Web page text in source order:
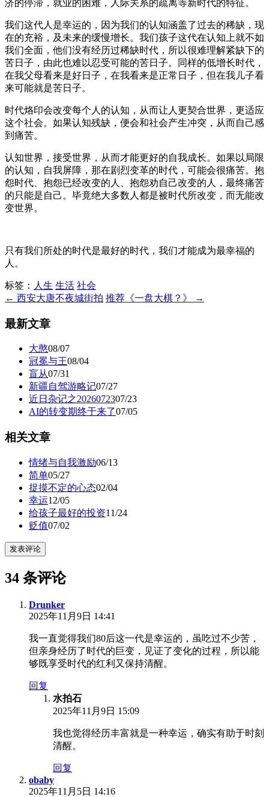
济的停滞，就业的困难，人际关系的疏离等新时代的特征。
我们这代人是幸运的，因为我们的认知涵盖了过去的稀缺，现
在的充裕，及未来的缓慢增长。我们孩子这代在认知上就不如
我们全面，他们没有经历过稀缺时代，所以很难理解紧缺下的
苦日子，由此也难以忍受可能的苦日子。同样的低增长时代，
在我父母看来是好日子，在我看来是正常日子，但在我儿子看
来可能就是苦日子。
时代烙印会改变每个人的认知，从而让人更契合世界，更适应
这个社会。如果认知残缺，便会和社会产生冲突，从而自己感
到痛苦。
认知世界，接受世界，从而才能更好的自我成长。如果以局限
的认知，自我屏障，那在剧烈变革的时代，可能会很痛苦。抱
怨时代、抱怨已经改变的人、抱怨劝自己改变的人，最终痛苦
的只能是自己。毕竟绝大多数人都是被时代所改变，而无能改
变世界。
只有我们所处的时代是最好的时代，我们才能成为最幸福的
人。
标签： 人生 生活 社会
← 西安大唐不夜城街拍 推荐《一盘大棋？》 →
最新文章
大憨08/07
冠冕与王08/04
盲从07/31
新疆自驾游略记07/27
近日杂记之2026072307/23
AI的转变期终于来了07/05
相关文章
情绪与自我激励06/13
简单05/27
捉摸不定的心态02/04
幸运12/05
给孩子最好的投资11/24
贬值07/02
发表评论
34 条评论
Drunker
2025年11月9日 14:41
我一直觉得我们80后这一代是幸运的，虽吃过不少苦，
但亲身经历了时代的巨变，见证了变化的过程，所以能
够既享受时代的红利又保持清醒。
回复
水拍石
2025年11月9日 15:09
我也觉得经历丰富就是一种幸运，确实有助于时刻
清醒。
回复
obaby
2025年11月5日 14:16